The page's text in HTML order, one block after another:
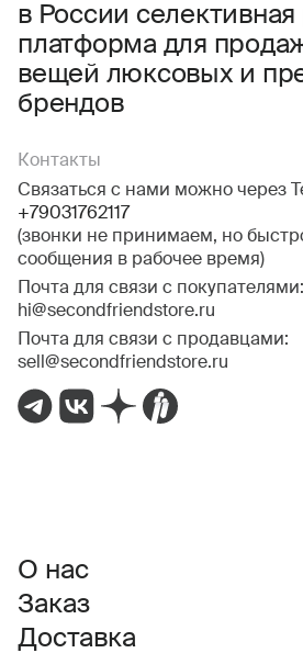
в России
платформа для
вещей люксовых и
брендов
Контакты
Связаться с нами можно через
+79031762117
(звонки не принимаем, но
сообщения в рабочее время)
Почта для связи с покупателями:
hi@secondfriendstore.ru
Почта для связи с продавцами:
sell@secondfriendstore.ru
Даю согласие на получение рекламной
О нас
Заказ
Доставка